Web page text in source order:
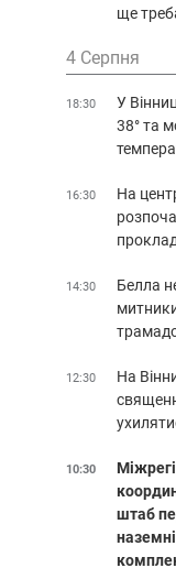
ще
4 Серпня
18:30
У
38° та
16:30
На
14:30
Белла
12:30
На
10:30
штаб